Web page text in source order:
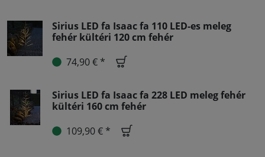
Sirius LED fa Isaac fa 110 LED-es meleg
fehér kültéri 120 cm fehér
74,90 € *
Sirius LED fa Isaac fa 228 LED meleg fehér
kültéri 160 cm fehér
109,90 € *